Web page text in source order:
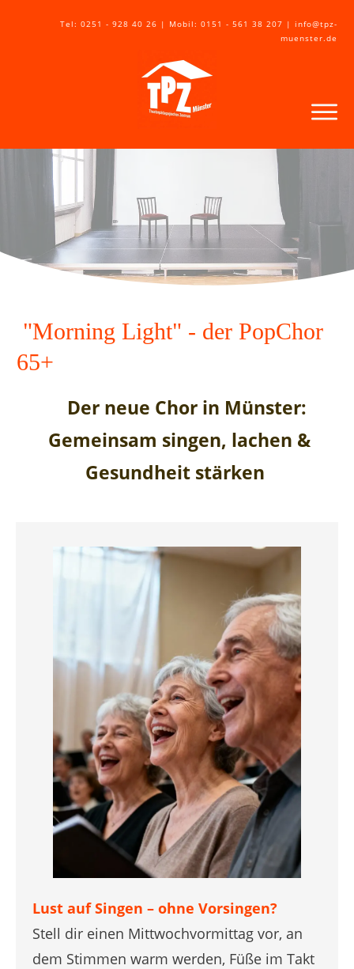
Tel: 0251 - 928 40 26 | Mobil: 0151 - 561 38 207 | info@tpz-
muenster.de
"Morning Light" - der PopChor
65+
Der neue Chor in Münster:
Gemeinsam singen, lachen &
Gesundheit stärken
Lust auf Singen – ohne Vorsingen?
Stell dir einen Mittwochvormittag vor, an
dem Stimmen warm werden, Füße im Takt